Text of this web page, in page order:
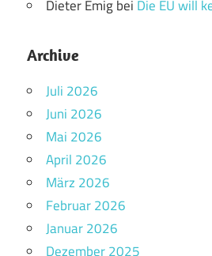
Dieter Emigbei Die EU will
Archive
Juli 2026
Juni 2026
Mai 2026
April 2026
März 2026
Februar 2026
Januar 2026
Dezember 2025